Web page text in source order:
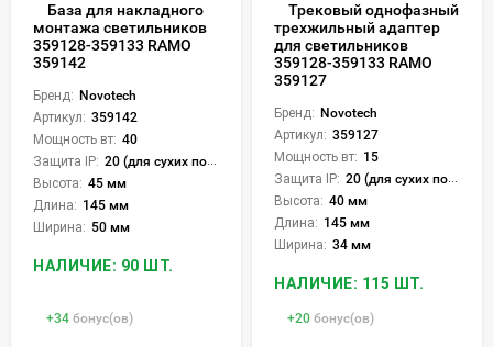
База для накладного
монтажа светильников
359128-359133 RAMO
359142
Бренд: Novotech
Артикул: 359142
Мощность вт: 40
Защита IP: 20 (для сухих пом.)
Высота: 45 мм
Длина: 145 мм
Ширина: 50 мм
НАЛИЧИЕ: 90 ШТ.
+34 бонус(ов)
Трековый однофазный
трехжильный адаптер
для светильников
359128-359133 RAMO
359127
Бренд: Novotech
Артикул: 359127
Мощность вт: 15
Защита IP: 20 (для сухих пом.)
Высота: 40 мм
Длина: 145 мм
Ширина: 34 мм
НАЛИЧИЕ: 115 ШТ.
+20 бонус(ов)